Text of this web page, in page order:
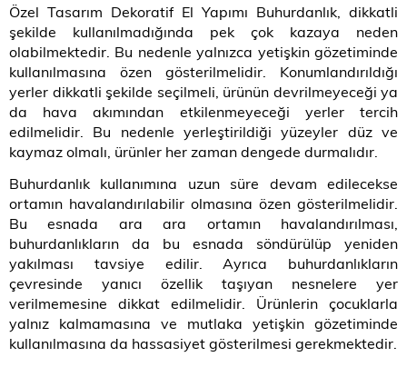
Özel Tasarım Dekoratif El Yapımı Buhurdanlık, dikkatli
şekilde kullanılmadığında pek çok kazaya neden
olabilmektedir. Bu nedenle yalnızca yetişkin gözetiminde
kullanılmasına özen gösterilmelidir. Konumlandırıldığı
yerler dikkatli şekilde seçilmeli, ürünün devrilmeyeceği ya
da hava akımından etkilenmeyeceği yerler tercih
edilmelidir. Bu nedenle yerleştirildiği yüzeyler düz ve
kaymaz olmalı, ürünler her zaman dengede durmalıdır.
Buhurdanlık kullanımına uzun süre devam edilecekse
ortamın havalandırılabilir olmasına özen gösterilmelidir.
Bu esnada ara ara ortamın havalandırılması,
buhurdanlıkların da bu esnada söndürülüp yeniden
yakılması tavsiye edilir. Ayrıca buhurdanlıkların
çevresinde yanıcı özellik taşıyan nesnelere yer
verilmemesine dikkat edilmelidir. Ürünlerin çocuklarla
yalnız kalmamasına ve mutlaka yetişkin gözetiminde
kullanılmasına da hassasiyet gösterilmesi gerekmektedir.